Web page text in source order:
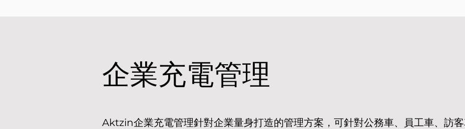
企業充電管理
Aktzin企業充電管理針對企業量身打造的管理方案，可針對公務車、員工車、訪